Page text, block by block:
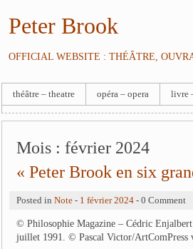
Peter Brook
OFFICIAL WEBSITE : THÉÂTRE,
théâtre – theatre opéra – opera livre
Mois : février 2024
« Peter Brook en six
Posted in Note - 1 février 2024 - 0 Comment
© Philosophie Magazine – Cédric
juillet 1991. © Pascal Victor/ArtComPress